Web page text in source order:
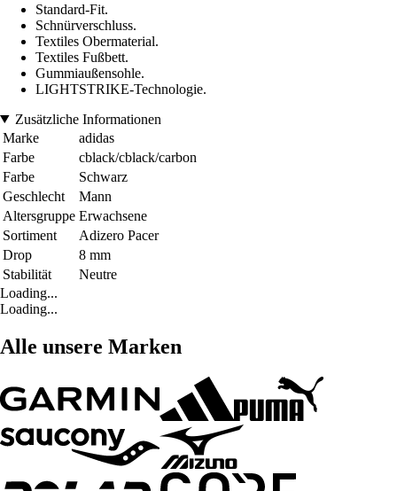
Standard-Fit.
Schnürverschluss.
Textiles Obermaterial.
Textiles Fußbett.
Gummiaußensohle.
LIGHTSTRIKE-Technologie.
Zusätzliche Informationen
Marke
adidas
Farbe
cblack/cblack/carbon
Farbe
Schwarz
Geschlecht
Mann
Altersgruppe Erwachsene
Sortiment
Adizero Pacer
Drop
8 mm
Stabilität
Neutre
Loading...
Loading...
Alle unsere Marken